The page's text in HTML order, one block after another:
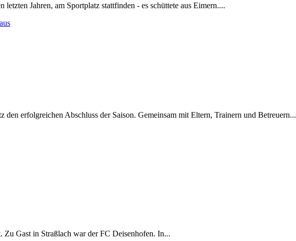
Jahren, am Sportplatz stattfinden - es schüttete aus Eimern....
erfolgreichen Abschluss der Saison. Gemeinsam mit Eltern, Trainern und Betreuern...
Gast in Straßlach war der FC Deisenhofen. In...